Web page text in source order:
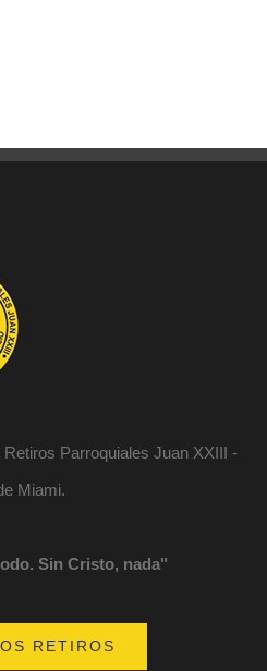
Parroquiales Juan XXIII -
Miami.
Sin Cristo, nada"
RETIROS